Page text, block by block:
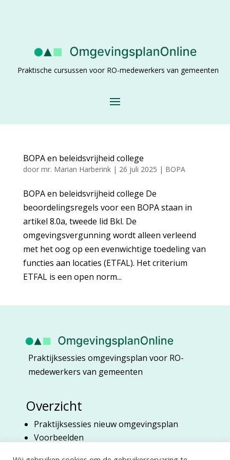
Praktische cursussen voor RO-medewerkers van gemeenten
BOPA en beleidsvrijheid college
door mr. Marian Harberink| 26 juli 2025 | BOPA
BOPA en beleidsvrijheid college De
beoordelingsregels voor een BOPA staan in
artikel 8.0a, tweede lid Bkl. De
omgevingsvergunning wordt alleen verleend
met het oog op een evenwichtige toedeling van
functies aan locaties (ETFAL). Het criterium
ETFAL is een open norm...
Praktijksessies omgevingsplan voor RO-
medewerkers van gemeenten
Overzicht
Praktijksessies nieuw omgevingsplan
Voorbeelden